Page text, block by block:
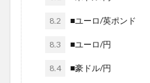
8.2 ■ユーロ/英ポンド
8.3 ■ユーロ/円
8.4 ■豪ドル/円